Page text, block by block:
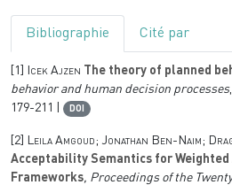
Bibliographie Cité par
[1] Icek Ajzen The theory of planned
behavior and human decision processes
179-211 |
DOI
[2]
Leila Amgoud; Jonathan Ben-Naim;
Acceptability Semantics for
Frameworks, Proceedings of the